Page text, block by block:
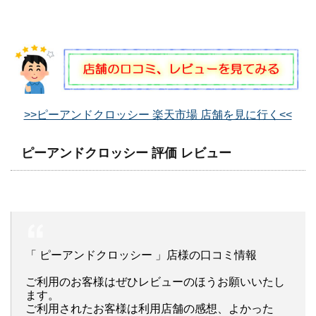
>>ピーアンドクロッシー 楽天市場 店舗を見に行く<<
ピーアンドクロッシー 評価 レビュー
「 ピーアンドクロッシー 」店様の口コミ情報
ご利用のお客様はぜひレビューのほうお願いいたし
ます。
ご利用されたお客様は利用店舗の感想、よかった